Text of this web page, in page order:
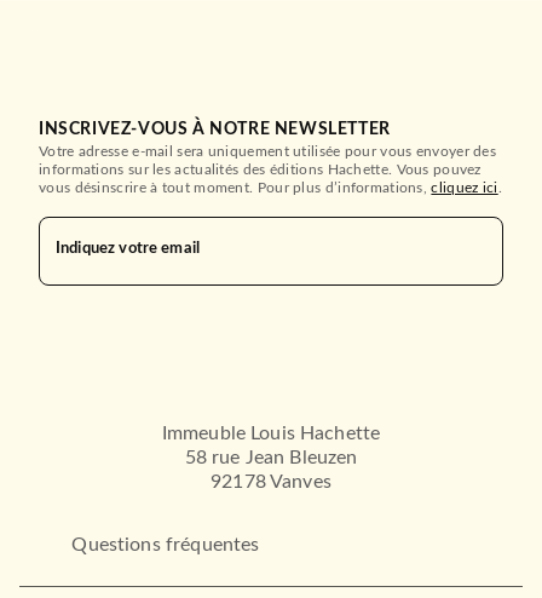
HACHETTE PRATIQUE
Cours de japonais ! BOITE
KANJI
LAROUSSE
INSCRIVEZ-VOUS À NOTRE NEWSLETTER
Votre adresse e-mail sera uniquement utilisée pour vous envoyer des
informations sur les actualités des éditions Hachette. Vous pouvez
vous désinscrire à tout moment. Pour plus d’informations,cliquez ici
Indiquez votre email
Immeuble Louis Hachette
58 rue Jean Bleuzen
92178 Vanves
Questions fréquentes